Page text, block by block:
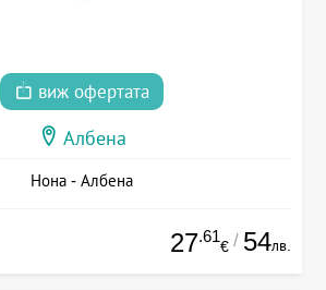
виж офертата
Албена
Нона - Албена
27.61
€ / 54лв.